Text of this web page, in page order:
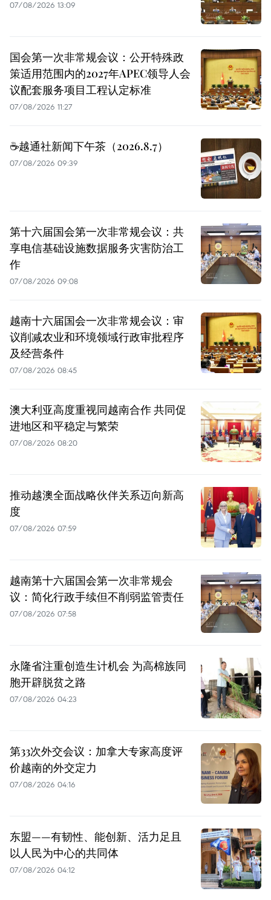
07/08/2026 13:09
国会第一次非常规会议：公开特殊政
策适用范围内的2027年APEC领导人会
议配套服务项目工程认定标准
07/08/2026 11:27
☕️越通社新闻下午茶（2026.8.7）
07/08/2026 09:39
第十六届国会第一次非常规会议：共
享电信基础设施数据服务灾害防治工
作
07/08/2026 09:08
越南十六届国会一次非常规会议：审
议削减农业和环境领域行政审批程序
及经营条件
07/08/2026 08:45
澳大利亚高度重视同越南合作 共同促
进地区和平稳定与繁荣
07/08/2026 08:20
推动越澳全面战略伙伴关系迈向新高
度
07/08/2026 07:59
越南第十六届国会第一次非常规会
议：简化行政手续但不削弱监管责任
07/08/2026 07:58
永隆省注重创造生计机会 为高棉族同
胞开辟脱贫之路
07/08/2026 04:23
第33次外交会议：加拿大专家高度评
价越南的外交定力
07/08/2026 04:16
东盟——有韧性、能创新、活力足且
以人民为中心的共同体
07/08/2026 04:12